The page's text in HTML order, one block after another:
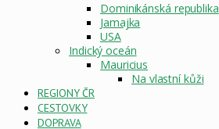
Dominikánská republika
Jamajka
USA
Indický oceán
Mauricius
Na vlastní kůži
REGIONY ČR
CESTOVKY
DOPRAVA